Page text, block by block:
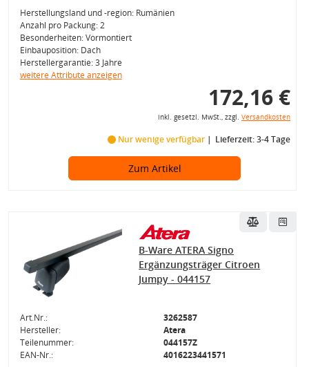
Herstellungsland und -region: Rumänien
Anzahl pro Packung: 2
Besonderheiten: Vormontiert
Einbauposition: Dach
Herstellergarantie: 3 Jahre
weitere Attribute anzeigen
172,16 €
inkl. gesetzl. MwSt., zzgl. Versandkosten
Nur wenige verfügbar Lieferzeit: 3-4 Tage
Zum Artikel
B-Ware ATERA Signo
Ergänzungsträger Citroen
Jumpy - 044157
Art.Nr.:
3262587
Hersteller:
Atera
Teilenummer:
044157Z
EAN-Nr.:
4016223441571